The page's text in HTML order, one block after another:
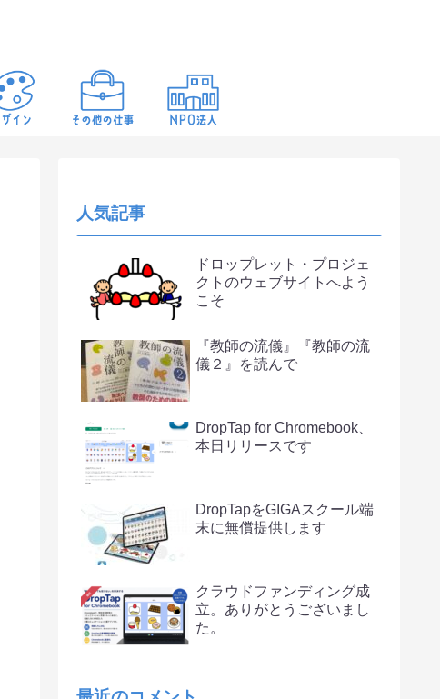
人気記事
ドロップレット・プロジェ
クトのウェブサイトへよう
こそ
『教師の流儀』『教師の流
儀２』を読んで
DropTap for Chromebook、
本日リリースです
DropTapをGIGAスクール端
末に無償提供します
クラウドファンディング成
立。ありがとうございまし
た。